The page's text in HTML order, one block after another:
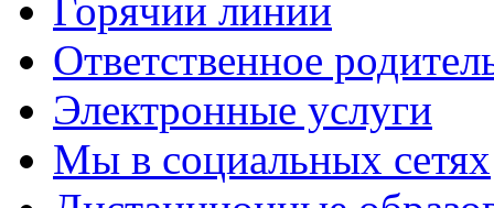
Горячии линии
Ответственное
Электронные услуги
Мы в социальных сетях